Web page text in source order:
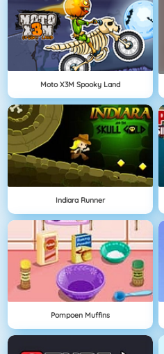
Moto X3M Spooky Land
Indiara Runner
Pompoen Muffins